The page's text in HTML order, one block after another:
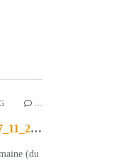
L'instant néerlandais du jour (2017_11_28): Wim Sonneveld
(du